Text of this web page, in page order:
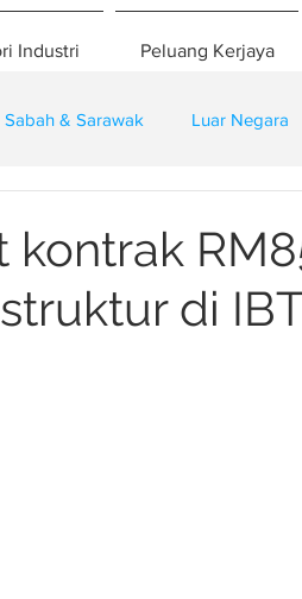
Industri Peluang Kerjaya
Sabah & Sarawak Luar Negara
kontrak
di